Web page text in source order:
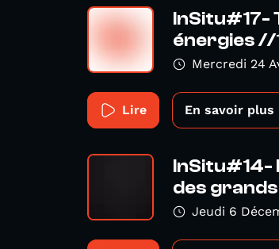
InSitu#17-
énergies //
Mercredi 24
Lire En savoir plus
InSitu#14-
des
Jeudi 6